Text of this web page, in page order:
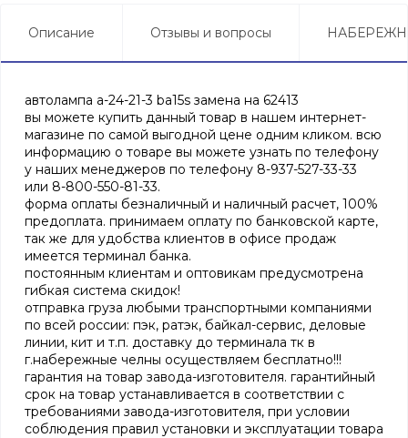
Описание Отзывы и вопросы
автолампа а-24-21-3 ba15s замена на 62413
вы можете купить данный товар в нашем интернет-
магазине по самой выгодной цене одним кликом. всю
информацию о товаре вы можете узнать по телефону
у наших менеджеров по телефону 8-937-527-33-33
или 8-800-550-81-33.
форма оплаты безналичный и наличный расчет, 100%
предоплата. принимаем оплату по банковской карте,
так же для удобства клиентов в офисе продаж
имеется терминал банка.
постоянным клиентам и оптовикам предусмотрена
гибкая система скидок!
отправка груза любыми транспортными компаниями
по всей россии: пэк, ратэк, байкал-сервис, деловые
линии, кит и т.п. доставку до терминала тк в
г.набережные челны осуществляем бесплатно!!!
гарантия на товар завода-изготовителя. гарантийный
срок на товар устанавливается в соответствии с
требованиями завода-изготовителя, при условии
соблюдения правил установки и эксплуатации товара